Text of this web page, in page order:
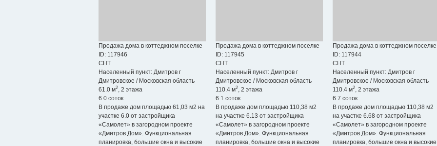
Продажа дома в коттеджном поселке
ID: 117946
СНТ
Населенный пункт: Дмитров г
Дмитровское / Московская область
61.0 м2 , 2 этажа
6.0 соток
В продаже дом площадью 61,03 м2 на
участке 6.0 от застройщика
«Самолет» в загородном проекте
«Дмитров Дом». Функциональная
планировка, большие окна и высокие
Продажа дома в коттеджном поселке
ID: 117945
СНТ
Населенный пункт: Дмитров г
Дмитровское / Московская область
110.4 м2 , 2 этажа
6.1 соток
В продаже дом площадью 110,38 м2
на участке 6.13 от застройщика
«Самолет» в загородном проекте
«Дмитров Дом». Функциональная
планировка, большие окна и высокие
Продажа дома в коттеджном поселке
ID: 117944
СНТ
Населенный пункт: Дмитров г
Дмитровское / Московская область
110.4 м2 , 2 этажа
6.7 соток
В продаже дом площадью 110,38 м2
на участке 6.68 от застройщика
«Самолет» в загородном проекте
«Дмитров Дом». Функциональная
планировка, большие окна и высокие